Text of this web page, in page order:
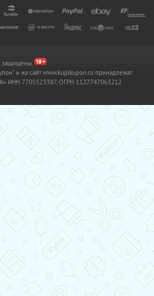
защищены.
и на сайт www.kupikupon.ru принадлежат
ИНН 7705523387, ОГРН 1127747063212